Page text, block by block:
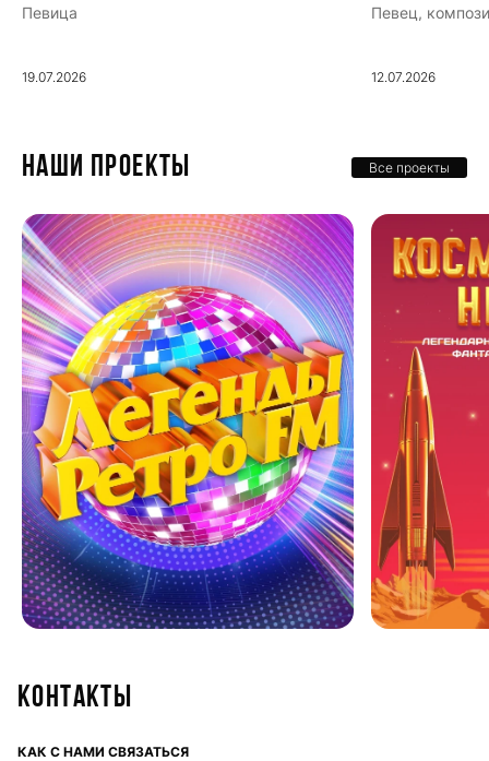
Певица
19.07.2026
Певец,
12.07.2026
НАШИ ПРОЕКТЫ Все проекты
Контакты
КАК С НАМИ СВЯЗАТЬСЯ